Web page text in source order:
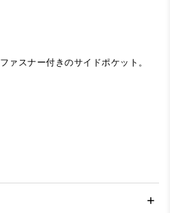
ファスナー付きのサイドポケット。